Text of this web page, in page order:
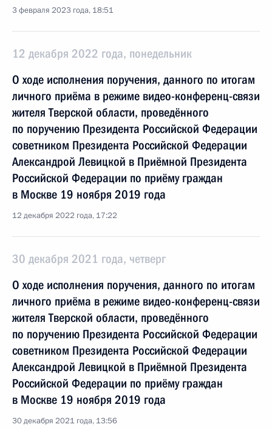
3 февраля 2023 года, 18:51
12 декабря 2022 года, понедельник
О ходе исполнения поручения, данного по итогам
личного приёма в режиме видео-конференц-связи
жителя Тверской области, проведённого
по поручению Президента Российской Федерации
советником Президента Российской Федерации
Александрой Левицкой в Приёмной Президента
Российской Федерации по приёму граждан
в Москве 19 ноября 2019 года
12 декабря 2022 года, 17:22
30 декабря 2021 года, четверг
О ходе исполнения поручения, данного по итогам
личного приёма в режиме видео-конференц-связи
жителя Тверской области, проведённого
по поручению Президента Российской Федерации
советником Президента Российской Федерации
Александрой Левицкой в Приёмной Президента
Российской Федерации по приёму граждан
в Москве 19 ноября 2019 года
30 декабря 2021 года, 13:56